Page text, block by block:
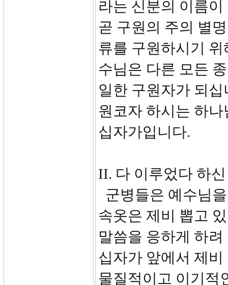
라는 신분의 이름
곧 구원의 주의 별
류를 구원하시기
수님은 다른 모든
일한 구원자가 되
원코자 하시는 하
십자가입니다.
II. 다 이루었다 하
군병들은 예수님
속옷은 제비 뽑고
말씀을 응하게 하
십자가 앞에서 제
물질적이고 이기적